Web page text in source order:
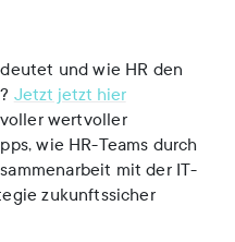
und wie HR den
Jetzt jetzt hier
wertvoller
wie HR-Teams durch
mit der IT-
zukunftssicher